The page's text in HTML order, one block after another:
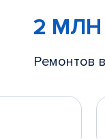
2 МЛН
Ремонтов